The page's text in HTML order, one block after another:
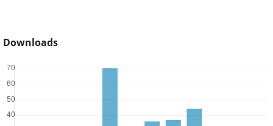
Downloads